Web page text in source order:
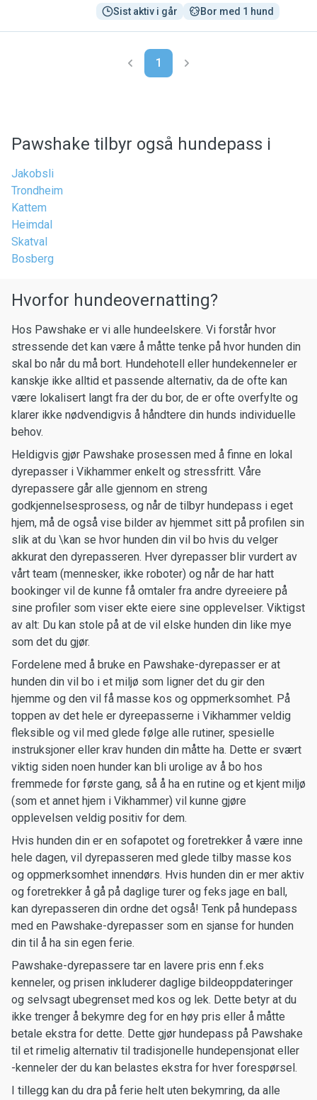
Sist aktiv i går Bor med 1 hund
1
Pawshake tilbyr også hundepass i
Jakobsli
Trondheim
Kattem
Heimdal
Skatval
Bosberg
Hvorfor hundeovernatting?
Hos Pawshake er vi alle hundeelskere. Vi forstår hvor
stressende det kan være å måtte tenke på hvor hunden din
skal bo når du må bort. Hundehotell eller hundekenneler er
kanskje ikke alltid et passende alternativ, da de ofte kan
være lokalisert langt fra der du bor, de er ofte overfylte og
klarer ikke nødvendigvis å håndtere din hunds individuelle
behov.
Heldigvis gjør Pawshake prosessen med å finne en lokal
dyrepasser i Vikhammer enkelt og stressfritt. Våre
dyrepassere går alle gjennom en streng
godkjennelsesprosess, og når de tilbyr hundepass i eget
hjem, må de også vise bilder av hjemmet sitt på profilen sin
slik at du \kan se hvor hunden din vil bo hvis du velger
akkurat den dyrepasseren. Hver dyrepasser blir vurdert av
vårt team (mennesker, ikke roboter) og når de har hatt
bookinger vil de kunne få omtaler fra andre dyreeiere på
sine profiler som viser ekte eiere sine opplevelser. Viktigst
av alt: Du kan stole på at de vil elske hunden din like mye
som det du gjør.
Fordelene med å bruke en Pawshake-dyrepasser er at
hunden din vil bo i et miljø som ligner det du gir den
hjemme og den vil få masse kos og oppmerksomhet. På
toppen av det hele er dyreepasserne i Vikhammer veldig
fleksible og vil med glede følge alle rutiner, spesielle
instruksjoner eller krav hunden din måtte ha. Dette er svært
viktig siden noen hunder kan bli urolige av å bo hos
fremmede for første gang, så å ha en rutine og et kjent miljø
(som et annet hjem i Vikhammer) vil kunne gjøre
opplevelsen veldig positiv for dem.
Hvis hunden din er en sofapotet og foretrekker å være inne
hele dagen, vil dyrepasseren med glede tilby masse kos
og oppmerksomhet innendørs. Hvis hunden din er mer aktiv
og foretrekker å gå på daglige turer og feks jage en ball,
kan dyrepasseren din ordne det også! Tenk på hundepass
med en Pawshake-dyrepasser som en sjanse for hunden
din til å ha sin egen ferie.
Pawshake-dyrepassere tar en lavere pris enn f.eks
kenneler, og prisen inkluderer daglige bildeoppdateringer
og selvsagt ubegrenset med kos og lek. Dette betyr at du
ikke trenger å bekymre deg for en høy pris eller å måtte
betale ekstra for dette. Dette gjør hundepass på Pawshake
til et rimelig alternativ til tradisjonelle hundepensjonat eller
-kenneler der du kan belastes ekstra for hver forespørsel.
I tillegg kan du dra på ferie helt uten bekymring, da alle